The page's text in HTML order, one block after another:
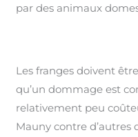
par des animaux
Les franges doivent
qu’un dommage est
relativement peu
Mauny contre d’autres